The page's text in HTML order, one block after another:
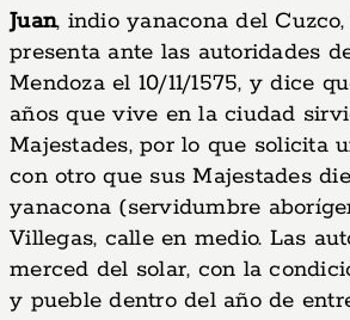
Juan, indio yanacona del Cuzco,
presenta ante las autoridades
Mendoza el 10/11/1575, y dice
años que vive en la ciudad
Majestades, por lo que solicita
con otro que sus Majestades
yanacona (servidumbre
Villegas, calle en medio. Las
merced del solar, con la
y pueble dentro del año de